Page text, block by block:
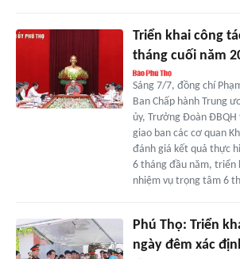
Triển khai công
tháng cuối năm
Sáng 7/7, đồng chí
Ban Chấp hành Trung
ủy, Trưởng Đoàn
giao ban các cơ quan
đánh giá kết quả thực
6 tháng đầu năm, triển
nhiệm vụ trọng tâm 6
Phú Thọ: Triển
ngày đêm xác